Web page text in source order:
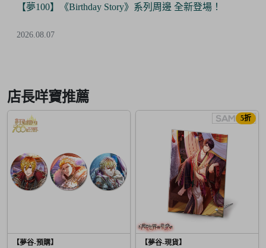
【夢100】《Birthday Story》系列周邊 全新登場！
2026.08.07
6
店長咩寶推薦
【夢谷-預購】
5折
【夢谷-現貨】